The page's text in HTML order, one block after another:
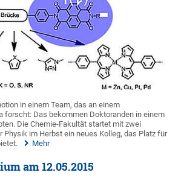
in einem Team, das an einem
forscht: Das bekommen Doktoranden in einem
Die Chemie-Fakultät startet mit zwei
Physik im Herbst ein neues Kolleg, das Platz für
Mehr
am 12.05.2015